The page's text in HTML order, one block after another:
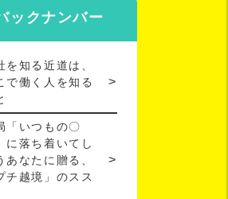
ックナンバー
を知る近道は、
で働く人を知る
「いつもの〇
に落ち着いてし
あなたに贈る、
チ越境」のスス